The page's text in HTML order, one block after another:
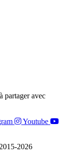
partager avec
Youtube
2026